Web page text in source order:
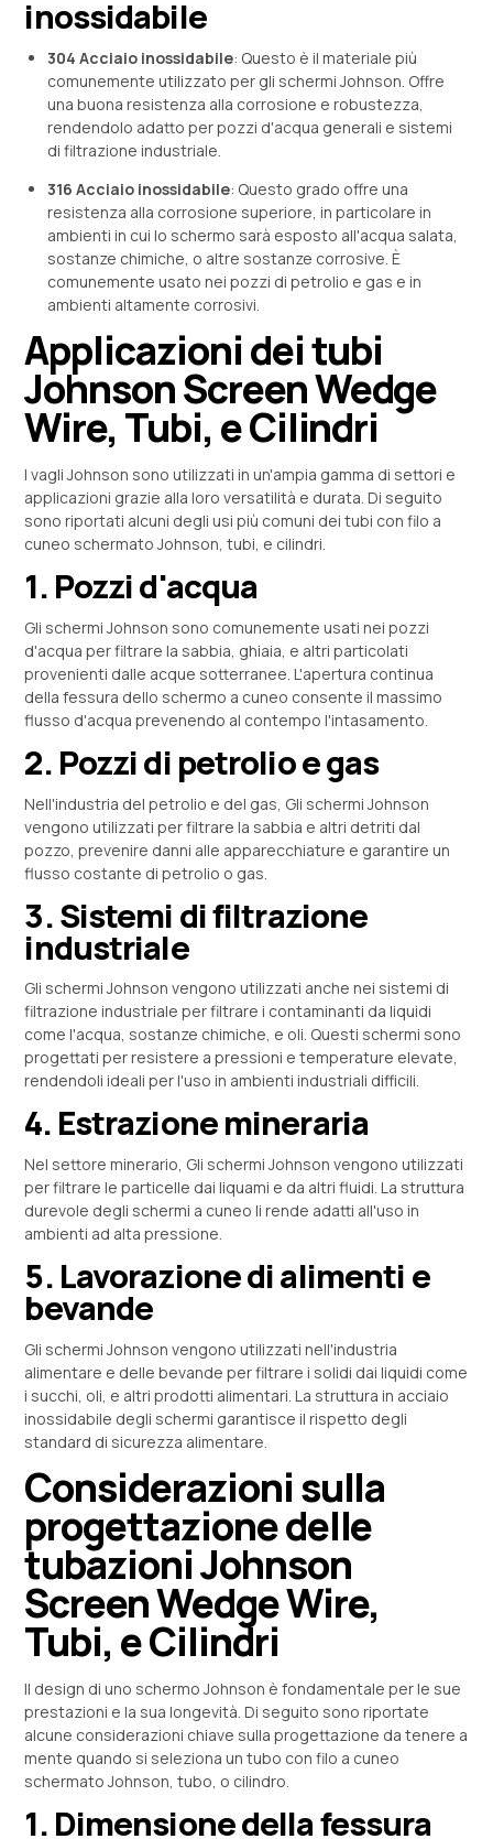
inossidabile
304 Acciaio inossidabile: Questo è il materiale più
comunemente utilizzato per gli schermi Johnson. Offre
una buona resistenza alla corrosione e robustezza,
rendendolo adatto per pozzi d'acqua generali e sistemi
di filtrazione industriale.
316 Acciaio inossidabile: Questo grado offre una
resistenza alla corrosione superiore, in particolare in
ambienti in cui lo schermo sarà esposto all'acqua salata,
sostanze chimiche, o altre sostanze corrosive. È
comunemente usato nei pozzi di petrolio e gas e in
ambienti altamente corrosivi.
Applicazioni dei tubi
Johnson Screen Wedge
Wire, Tubi, e Cilindri
I vagli Johnson sono utilizzati in un'ampia gamma di settori e
applicazioni grazie alla loro versatilità e durata. Di seguito
sono riportati alcuni degli usi più comuni dei tubi con filo a
cuneo schermato Johnson, tubi, e cilindri.
1. Pozzi d'acqua
Gli schermi Johnson sono comunemente usati nei pozzi
d'acqua per filtrare la sabbia, ghiaia, e altri particolati
provenienti dalle acque sotterranee. L'apertura continua
della fessura dello schermo a cuneo consente il massimo
flusso d'acqua prevenendo al contempo l'intasamento.
2. Pozzi di petrolio e gas
Nell'industria del petrolio e del gas, Gli schermi Johnson
vengono utilizzati per filtrare la sabbia e altri detriti dal
pozzo, prevenire danni alle apparecchiature e garantire un
flusso costante di petrolio o gas.
3. Sistemi di filtrazione
industriale
Gli schermi Johnson vengono utilizzati anche nei sistemi di
filtrazione industriale per filtrare i contaminanti da liquidi
come l'acqua, sostanze chimiche, e oli. Questi schermi sono
progettati per resistere a pressioni e temperature elevate,
rendendoli ideali per l'uso in ambienti industriali difficili.
4. Estrazione mineraria
Nel settore minerario, Gli schermi Johnson vengono utilizzati
per filtrare le particelle dai liquami e da altri fluidi. La struttura
durevole degli schermi a cuneo li rende adatti all'uso in
ambienti ad alta pressione.
5. Lavorazione di alimenti e
bevande
Gli schermi Johnson vengono utilizzati nell'industria
alimentare e delle bevande per filtrare i solidi dai liquidi come
i succhi, oli, e altri prodotti alimentari. La struttura in acciaio
inossidabile degli schermi garantisce il rispetto degli
standard di sicurezza alimentare.
Considerazioni sulla
progettazione delle
tubazioni Johnson
Screen Wedge Wire,
Tubi, e Cilindri
Il design di uno schermo Johnson è fondamentale per le sue
prestazioni e la sua longevità. Di seguito sono riportate
alcune considerazioni chiave sulla progettazione da tenere a
mente quando si seleziona un tubo con filo a cuneo
schermato Johnson, tubo, o cilindro.
1. Dimensione della fessura